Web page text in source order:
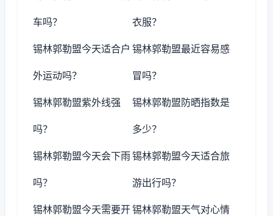
车吗？ 衣服？
锡林郭勒盟今天适合户
外运动吗？
锡林郭勒盟最近容易感
冒吗？
锡林郭勒盟紫外线强
吗？
锡林郭勒盟防晒指数是
多少？
锡林郭勒盟今天会下雨
吗？
锡林郭勒盟今天适合旅
游出行吗？
锡林郭勒盟今天需要开锡林郭勒盟天气对心情